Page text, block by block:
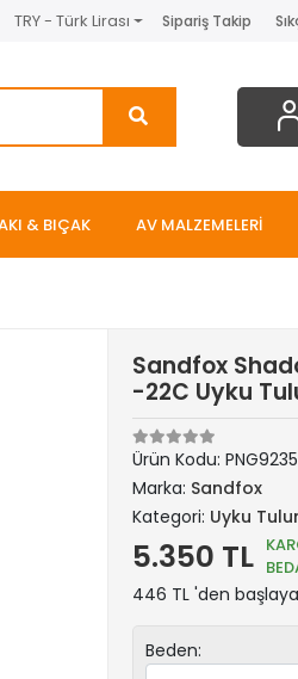
TRY - Türk Lirası Sipariş Takip
& BIÇAK AV MALZEMELERİ
Sandfox
-22C Uyku
Ürün Kodu:PNG9235
Marka: Sandfox
Kategori: Uyku
5.350 TL
446 TL 'den
Beden: